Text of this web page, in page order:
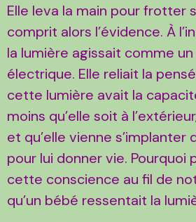
Elle leva la main pour frotter
comprit alors l’évidence. À
la lumière agissait comme
électrique. Elle reliait la
cette lumière avait la
moins qu’elle soit à
et qu’elle vienne s’implanter
pour lui donner vie. Pourquoi
cette conscience au fil de
qu’un bébé ressentait la